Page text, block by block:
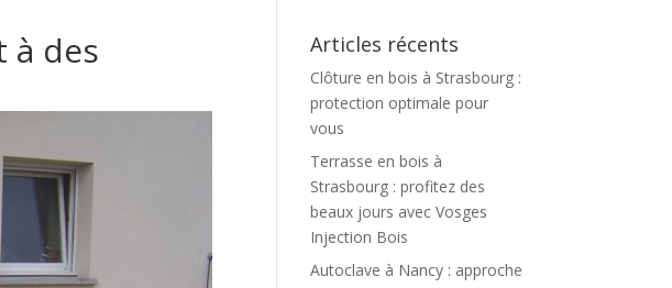
à des Articles récents
Clôture en bois à Strasbourg :
protection optimale pour
vous
Terrasse en bois à
Strasbourg : profitez des
beaux jours avec Vosges
Injection Bois
Autoclave à Nancy : approche